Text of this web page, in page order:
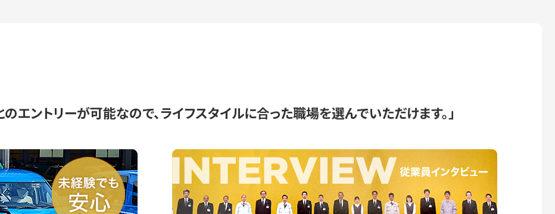
エントリーが可能なので、ライフスタイルに合った職場を選んでいただけます。」